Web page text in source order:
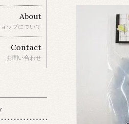
About
ップについて
Contact
お問い合わせ